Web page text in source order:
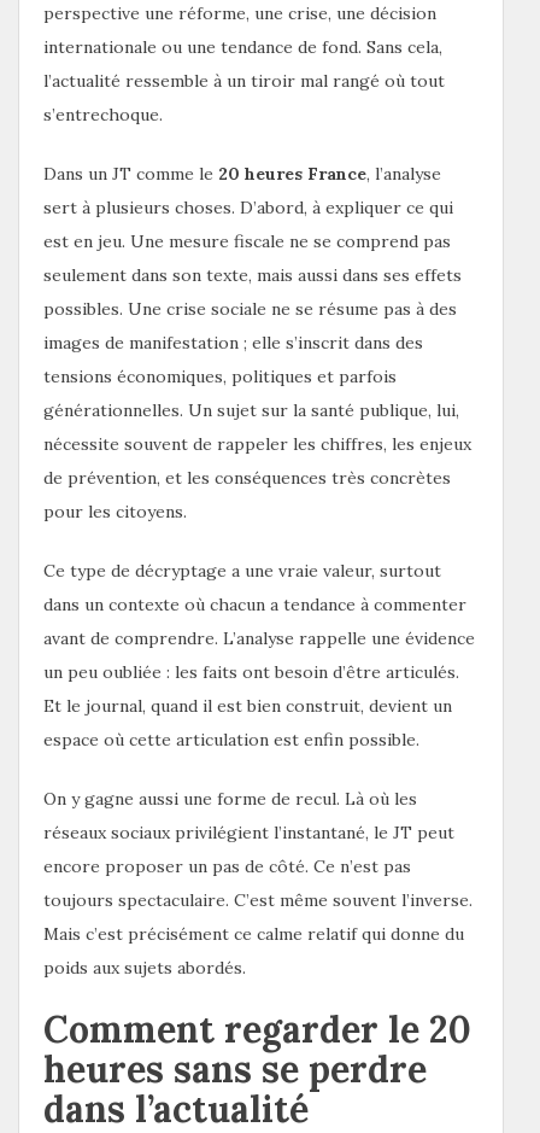
perspective une réforme, une crise, une décision
internationale ou une tendance de fond. Sans cela,
l’actualité ressemble à un tiroir mal rangé où tout
s’entrechoque.
Dans un JT comme le 20 heures France, l’analyse
sert à plusieurs choses. D’abord, à expliquer ce qui
est en jeu. Une mesure fiscale ne se comprend pas
seulement dans son texte, mais aussi dans ses effets
possibles. Une crise sociale ne se résume pas à des
images de manifestation ; elle s’inscrit dans des
tensions économiques, politiques et parfois
générationnelles. Un sujet sur la santé publique, lui,
nécessite souvent de rappeler les chiffres, les enjeux
de prévention, et les conséquences très concrètes
pour les citoyens.
Ce type de décryptage a une vraie valeur, surtout
dans un contexte où chacun a tendance à commenter
avant de comprendre. L’analyse rappelle une évidence
un peu oubliée : les faits ont besoin d’être articulés.
Et le journal, quand il est bien construit, devient un
espace où cette articulation est enfin possible.
On y gagne aussi une forme de recul. Là où les
réseaux sociaux privilégient l’instantané, le JT peut
encore proposer un pas de côté. Ce n’est pas
toujours spectaculaire. C’est même souvent l’inverse.
Mais c’est précisément ce calme relatif qui donne du
poids aux sujets abordés.
Comment regarder le 20
heures sans se perdre
dans l’actualité